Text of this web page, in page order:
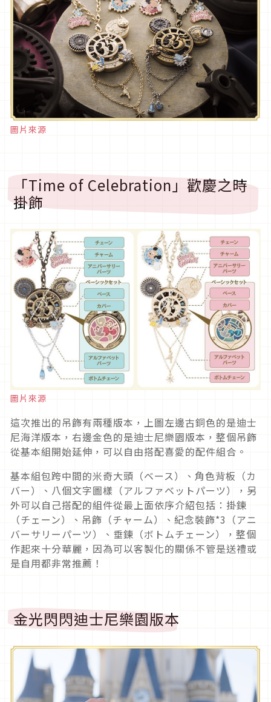
圖片來源
「Time of Celebration」歡慶之時
掛飾
圖片來源
這次推出的吊飾有兩種版本，上圖左邊古銅色的是迪士
尼海洋版本，右邊金色的是迪士尼樂園版本，整個吊飾
從基本組開始延伸，可以自由搭配喜愛的配件組合。
基本組包跨中間的米奇大頭（ベース）、角色背板（カ
バー）、八個文字圖樣（アルファベットパーツ），另
外可以自己搭配的組件從最上面依序介紹包括：掛鍊
（チェーン）、吊飾（チャーム）、紀念裝飾*3（アニ
バーサリーパーツ）、垂鍊（ボトムチェーン），整個
作起來十分華麗，因為可以客製化的關係不管是送禮或
是自用都非常推薦！
金光閃閃迪士尼樂園版本